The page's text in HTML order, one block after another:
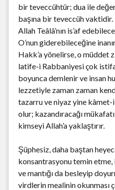
bir teveccühtür; dua ile
başına bir teveccüh vaktidir.
Allah Teâlâ’nın is’af
O’nun giderebileceğine
Hakk’a yönelirse, o müddet
latife-i Rabbaniyesi çok
boyunca demlenir ve insan
lezzetiyle zaman zaman
tazarru ve niyaz yine kâmet-
olur; kazandıracağı
kimseyi Allah’a yaklaştırır.
Şüphesiz, daha baştan
konsantrasyonu temin etme,
ve mantığı da besleyip
virdlerin mealinin okunması